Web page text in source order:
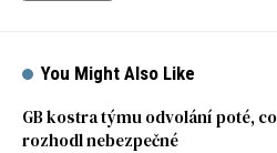
You Might Also Like
GB kostra týmu odvolání poté,
rozhodl nebezpečné